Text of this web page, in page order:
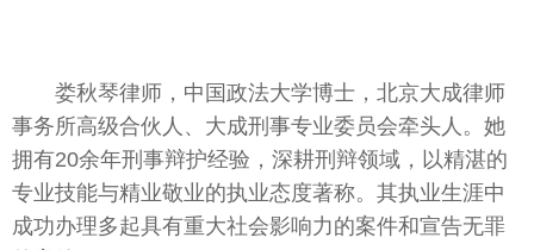
娄秋琴律师，中国政法大学博士，北京大成律师
事务所高级合伙人、大成刑事专业委员会牵头人。她
拥有20余年刑事辩护经验，深耕刑辩领域，以精湛的
专业技能与精业敬业的执业态度著称。其执业生涯中
成功办理多起具有重大社会影响力的案件和宣告无罪